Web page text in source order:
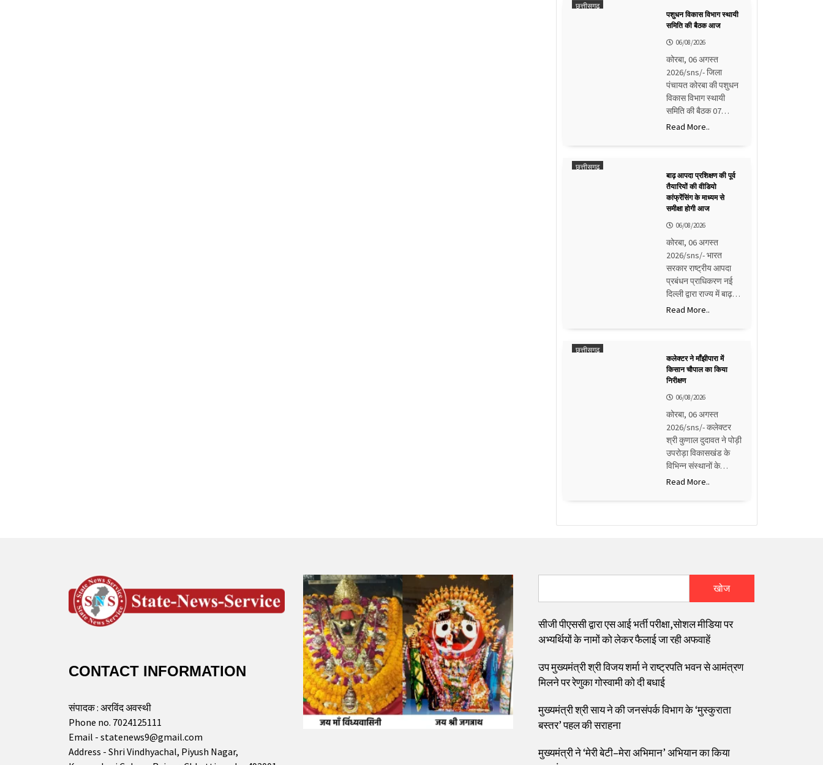
छत्तीसगढ़
पशुधन विकास विभाग स्थायी
समिति की बैठक आज
06/08/2026
कोरबा, 06 अगस्त
2026/sns/- जिला
पंचायत कोरबा की पशुधन
विकास विभाग स्थायी
समिति की बैठक 07…
Read More..
छत्तीसगढ़
बाढ़ आपदा प्रशिक्षण की पूर्व
तैयारियों की वीडियो
कांफ्रेंसिंग के माध्यम से
समीक्षा होगी आज
06/08/2026
कोरबा, 06 अगस्त
2026/sns/- भारत
सरकार राष्ट्रीय आपदा
प्रबंधन प्राधिकरण नई
दिल्ली द्वारा राज्य में बाढ़…
Read More..
छत्तीसगढ़
कलेक्टर ने माँझीपारा में
किसान चौपाल का किया
निरीक्षण
06/08/2026
कोरबा, 06 अगस्त
2026/sns/- कलेक्टर
श्री कुणाल दुदावत ने पोड़ी
उपरोड़ा विकासखंड के
विभिन्न संस्थानों के…
Read More..
CONTACT INFORMATION
संपादक : अरविंद अवस्थी
Phone no. 7024125111
Email - statenews9@gmail.com
Address - Shri Vindhyachal, Piyush Nagar,
खोज
सीजी पीएससी द्वारा एस आई भर्ती परीक्षा,सोशल मीडिया पर
अभ्यर्थियों के नामों को लेकर फैलाई जा रही अफवाहें
उप मुख्यमंत्री श्री विजय शर्मा ने राष्ट्रपति भवन से आमंत्रण
मिलने पर रेणुका गोस्वामी को दी बधाई
मुख्यमंत्री श्री साय ने की जनसंपर्क विभाग के ‘मुस्कुराता
बस्तर’ पहल की सराहना
मुख्यमंत्री ने ‘मेरी बेटी–मेरा अभिमान’ अभियान का किया